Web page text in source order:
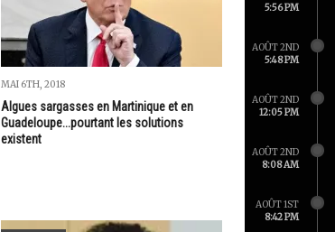
MAI 6TH, 2018
Algues sargasses en Martinique et en
Guadeloupe...pourtant les solutions
existent
5:56 PM
AOÛT 2ND
5:48 PM
AOÛT 2ND
12:05 PM
AOÛT 2ND
8:08 AM
AOÛT 1ST
8:42 PM